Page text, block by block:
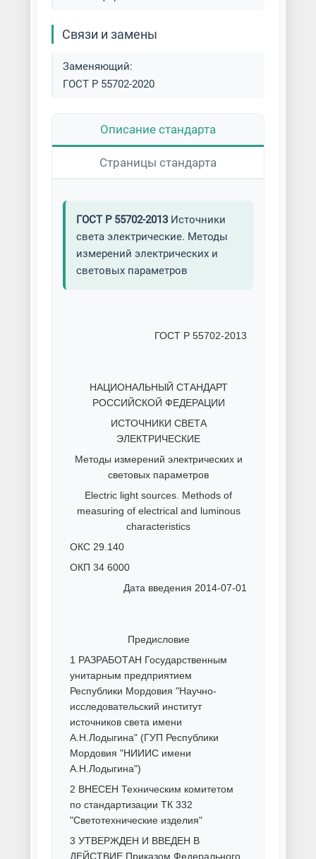
Связи и замены
Заменяющий:
ГОСТ Р 55702-2020
Описание стандарта
Страницы стандарта
ГОСТ Р 55702-2013Источники
света электрические. Методы
измерений электрических и
световых параметров